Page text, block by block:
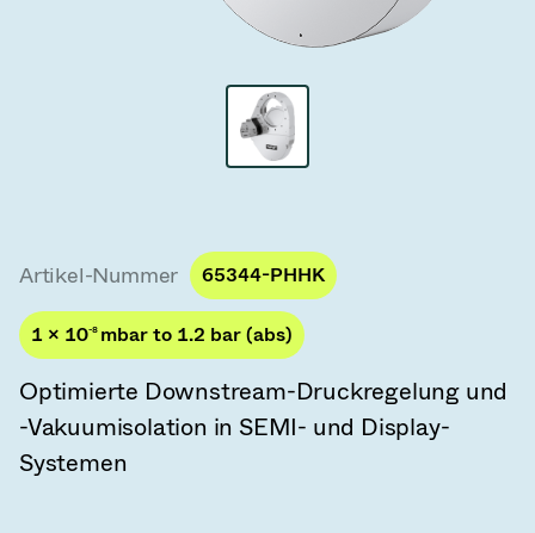
Vakuum-Transferventile
Vakuum-Mehrventilbaugruppen
ITER Vakuumventilkatalog
Vakuumventil-Technologie
Artikel-Nummer 65344-PHHK
1 × 10-8 mbar to 1.2 bar (abs)
Optimierte Downstream-Druckregelung und
-Vakuumisolation in SEMI- und Display-
Systemen